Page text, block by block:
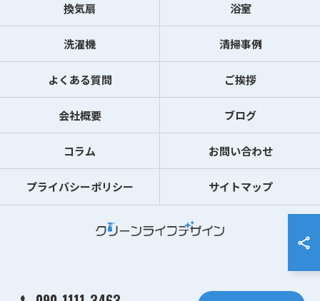
換気扇 浴室
洗濯機 清掃事例
よくある質問 ご挨拶
会社概要 ブログ
コラム お問い合わせ
プライバシーポリシー サイトマップ